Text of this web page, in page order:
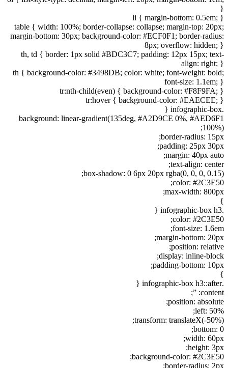
}
li { margin-bottom: 0.5em; }
table { width: 100%; border-collapse: collapse; margin-top: 20px;
margin-bottom: 30px; background-color: #ECF0F1; border-radius:
8px; overflow: hidden; }
th, td { border: 1px solid #BDC3C7; padding: 12px 15px; text-
align: right; }
th { background-color: #3498DB; color: white; font-weight: bold;
font-size: 1.1em; }
tr:nth-child(even) { background-color: #F8F9FA; }
tr:hover { background-color: #EAECEE; }
.infographic-box {
background: linear-gradient(135deg, #A2D9CE 0%, #AED6F1
100%);
border-radius: 15px;
padding: 25px 30px;
margin: 40px auto;
text-align: center;
box-shadow: 0 6px 20px rgba(0, 0, 0, 0.15);
color: #2C3E50;
max-width: 800px;
}
.infographic-box h3 {
color: #2C3E50;
font-size: 1.6em;
margin-bottom: 20px;
position: relative;
display: inline-block;
padding-bottom: 10px;
}
.infographic-box h3::after {
content: ”;
position: absolute;
left: 50%;
transform: translateX(-50%);
bottom: 0;
width: 60px;
height: 3px;
background-color: #2C3E50;
border-radius: 2px;